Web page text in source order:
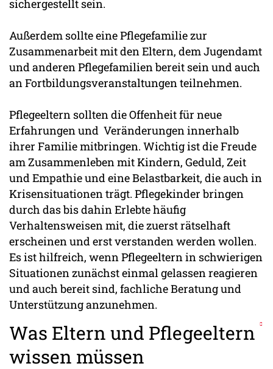
sichergestellt sein.
Außerdem sollte eine Pflegefamilie zur
Zusammenarbeit mit den Eltern, dem Jugendamt
und anderen Pflegefamilien bereit sein und auch
an Fortbildungsveranstaltungen teilnehmen.
Pflegeeltern sollten die Offenheit für neue
Erfahrungen und Veränderungen innerhalb
ihrer Familie mitbringen. Wichtig ist die Freude
am Zusammenleben mit Kindern, Geduld, Zeit
und Empathie und eine Belastbarkeit, die auch in
Krisensituationen trägt. Pflegekinder bringen
durch das bis dahin Erlebte häufig
Verhaltensweisen mit, die zuerst rätselhaft
erscheinen und erst verstanden werden wollen.
Es ist hilfreich, wenn Pflegeeltern in schwierigen
Situationen zunächst einmal gelassen reagieren
und auch bereit sind, fachliche Beratung und
Unterstützung anzunehmen.
Was Eltern und Pflegeeltern
wissen müssen